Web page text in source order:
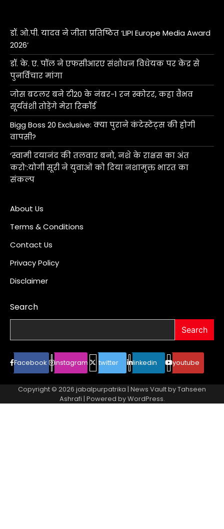
डॉ. ओ.पी. यादव ने जीता प्रतिष्ठित ‘LIPI Europe Media Award
2026’
डॉ. के. ए. पॉल ने एफसीआरए संशोधन विधेयक पर केंद्र से
पुनर्विचार मांगा
जोस बटलर बने टी20 के नंबर-1 रन स्कोरर, कहा वैभव
सूर्यवंशी तोड़ेंगे मेरा रिकॉर्ड
Bigg Boss 20 Exclusive: क्या पुराने कंटेस्टेंट्स की होगी
वापसी?
‘स्वामी दयानंद की तलवार बनो, नशे के राक्षस का अंत
करो’:योगी सूरी ने युवाओं को दिया नशामुक्त भारत का
संकल्प
About Us
Terms & Conditions
Contact Us
Privacy Policy
Disclaimer
Search
Search
Facebook instagram twitter linkedin youtube
Copyright © 2026 jabalpurpatrika | News Vault byTahseen
Ashrafi | Powered byWordPress.